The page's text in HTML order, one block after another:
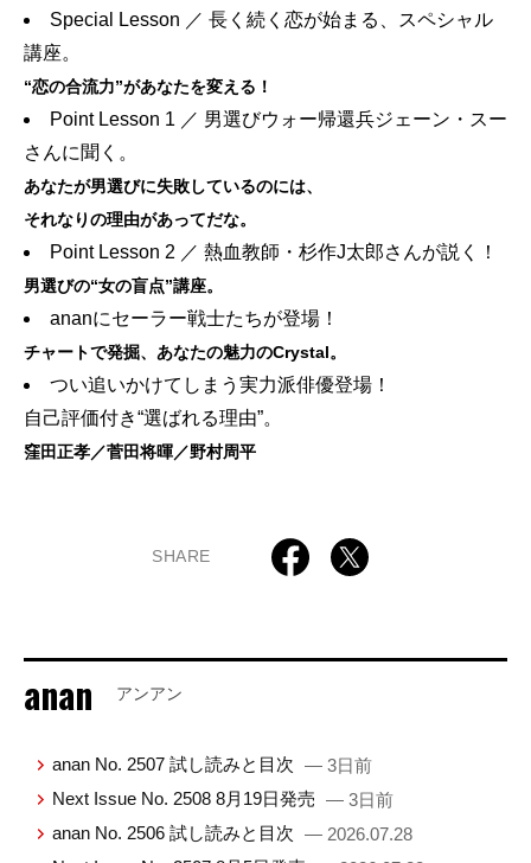
Special Lesson ／ 長く続く恋が始まる、スペシャル
講座。
“恋の合流力”があなたを変える！
Point Lesson 1 ／ 男選びウォー帰還兵ジェーン・スー
さんに聞く。
あなたが男選びに失敗しているのには、
それなりの理由があってだな。
Point Lesson 2 ／ 熱血教師・杉作J太郎さんが説く！
男選びの“女の盲点”講座。
ananにセーラー戦士たちが登場！
チャートで発掘、あなたの魅力のCrystal。
つい追いかけてしまう実力派俳優登場！
自己評価付き“選ばれる理由”。
窪田正孝／菅田将暉／野村周平
SHARE
anan アンアン
anan No. 2507 試し読みと目次 — 3日前
Next Issue No. 2508 8月19日発売 — 3日前
anan No. 2506 試し読みと目次 — 2026.07.28